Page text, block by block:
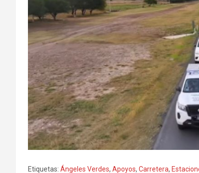
Etiquetas: Ángeles Verdes, Apoyos, Carretera,